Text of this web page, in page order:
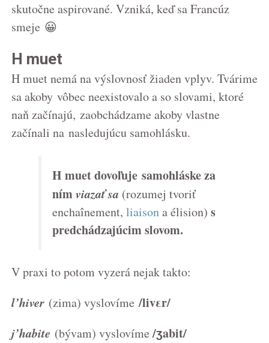
skutočne aspirované. Vzniká, keď sa Francúz
smeje 😀
H muet
H muet nemá na výslovnosť žiaden vplyv. Tvárime
sa akoby vôbec neexistovalo a so slovami, ktoré
naň začínajú, zaobchádzame akoby vlastne
začínali na nasledujúcu samohlásku.
H muet dovoľujesamohláske za
nímviazať sa (rozumej tvoriť
enchaînement,liaisona élision) s
predchádzajúcim slovom.
V praxi to potom vyzerá nejak takto:
l’hiver (zima) vyslovíme/livεr/
j’habite (bývam) vyslovíme/ʒabit/